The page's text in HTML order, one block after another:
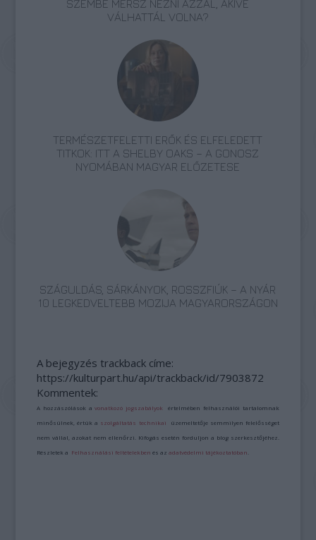
SZEMBE MERSZ NÉZNI AZZAL, AKIVÉ
VÁLHATTÁL VOLNA?
TERMÉSZETFELETTI ERŐK ÉS ELFELEDETT
TITKOK: ITT A SHELBY OAKS – A GONOSZ
NYOMÁBAN MAGYAR ELŐZETESE
SZÁGULDÁS, SÁRKÁNYOK, ROSSZFIÚK – A NYÁR
10 LEGKEDVELTEBB MOZIJA MAGYARORSZÁGON
A bejegyzés trackback címe:
https://kulturpart.hu/api/trackback/id/7903872
Kommentek:
A hozzászólások avonatkozó jogszabályok értelmében felhasználói tartalomnak
minősülnek, értük a szolgáltatás technikai üzemeltetője semmilyen felelősséget
nem vállal, azokat nem ellenőrzi. Kifogás esetén forduljon a blog szerkesztőjéhez.
Részletek a Felhasználási feltételekben és azadatvédelmi tájékoztatóban